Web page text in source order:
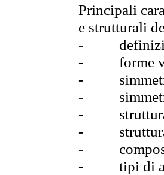
Principali
e strutturali
-
-
forme
-
-
-
-
-
-
tipi di